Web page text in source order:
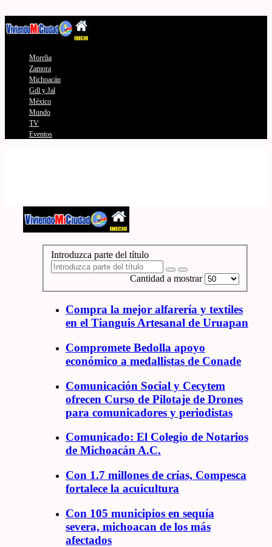
Morelia
Zamora
Michoacán
Gdl y Jal
México
Mundo
TV
Eventos
Introduzca parte del título
Cantidad a mostrar
Compra la mejor alfarería y textiles
en el Tianguis Artesanal de Uruapan
Compromete Bedolla apoyo
económico a medallistas de Conade
Comunicación Social y Cecytem
ofrecen Curso de Pilotaje de Drones
para comunicadores y periodistas
Comunicado: El Colegio de Notarios
de Michoacán A.C.
Con 1.7 millones de crías, Compesca
fortalece la acuicultura
Con 105 municipios en sequía
severa, michoacan de los más
afectados